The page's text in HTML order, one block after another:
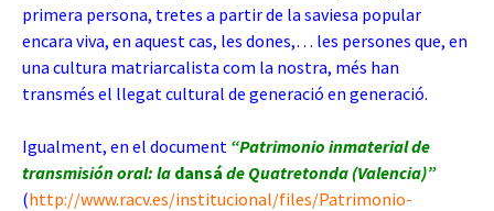
primera persona, tretes a partir de la saviesa popular
encara viva, en aquest cas, les dones,… les persones que, en
una cultura matriarcalista com la nostra, més han
transmés el llegat cultural de generació en generació.
Igualment, en el document “Patrimonio inmaterial de
transmisión oral: la dansá de Quatretonda (Valencia)”
(http://www.racv.es/institucional/files/Patrimonio-